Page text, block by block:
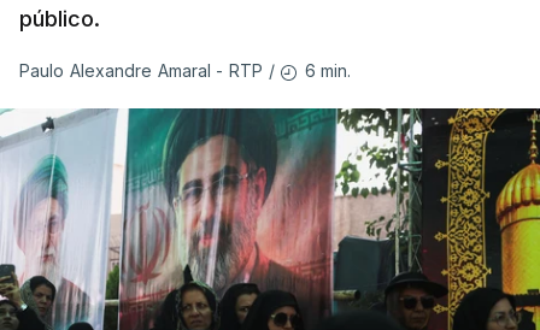
público.
Paulo Alexandre Amaral - RTP / 6 min.